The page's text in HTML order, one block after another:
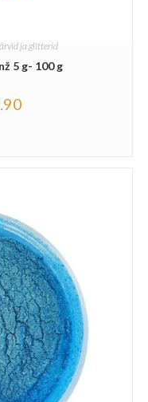
ja glitterid
5 g- 100 g